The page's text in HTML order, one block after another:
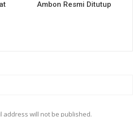
Ambon Resmi Ditutup
address will not be published.